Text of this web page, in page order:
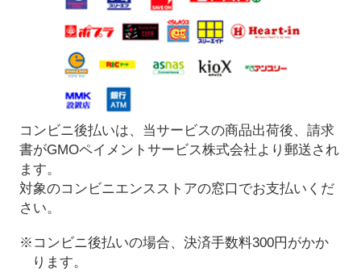
コンビニ後払いは、当サービスの商品出荷後、請求
書がGMOペイメントサービス株式会社より郵送され
ます。
対象のコンビニエンスストアの窓口でお支払いくだ
さい。
※コンビニ後払いの場合、決済手数料300円がかか
ります。